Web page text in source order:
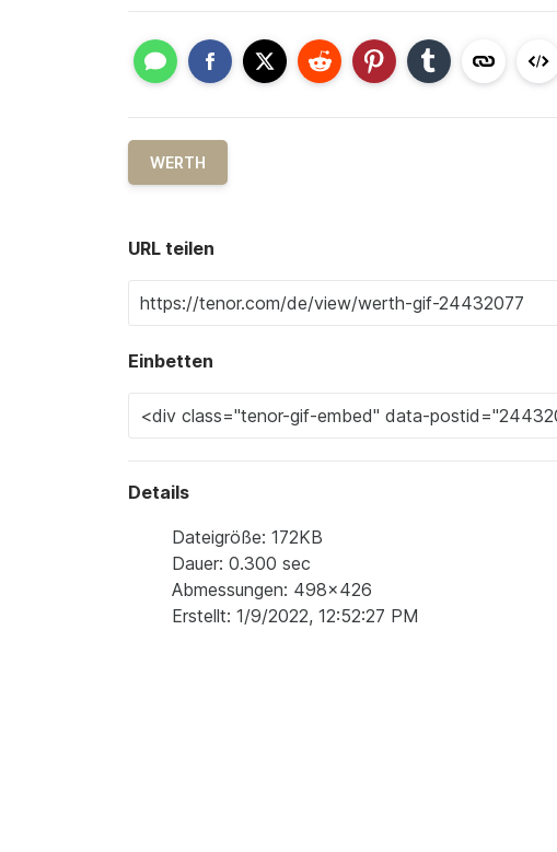
WERTH
URL teilen
Einbetten
Details
Dateigröße: 172KB
Dauer: 0.300 sec
Abmessungen: 498x426
Erstellt: 1/9/2022, 12:52:27 PM